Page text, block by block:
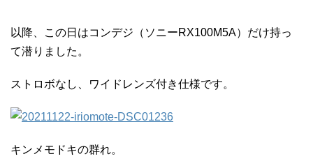
以降、この日はコンデジ（ソニーRX100M5A）だけ持っ
て潜りました。
ストロボなし、ワイドレンズ付き仕様です。
キンメモドキの群れ。